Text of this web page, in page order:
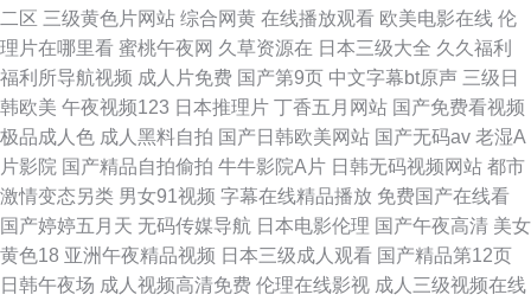
二区 三级黄色片网站 综合网黄 在线播放观看 欧美电影在线 伦
理片在哪里看 蜜桃午夜网 久草资源在 日本三级大全 久久福利
福利所导航视频 成人片免费 国产第9页 中文字幕bt原声 三级日
韩欧美 午夜视频123 日本推理片 丁香五月网站 国产免费看视频
极品成人色 成人黑料自拍 国产日韩欧美网站 国产无码av 老湿A
片影院 国产精品自拍偷拍 牛牛影院A片 日韩无码视频网站 都市
激情变态另类 男女91视频 字幕在线精品播放 免费国产在线看
国产婷婷五月天 无码传媒导航 日本电影伦理 国产午夜高清 美女
黄色18 亚洲午夜精品视频 日本三级成人观看 国产精品第12页
日韩午夜场 成人视频高清免费 伦理在线影视 成人三级视频在线